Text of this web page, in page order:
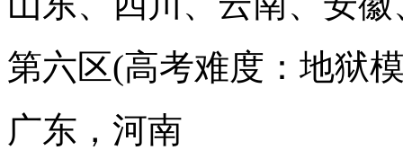
第六区(高考难度：地狱
广东，河南